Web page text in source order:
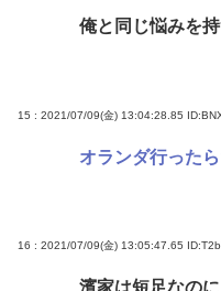
俺と同じ悩みを
15 : 2021/07/09(金) 13:04:28.85
オランダ行った
16 : 2021/07/09(金) 13:05:47.65